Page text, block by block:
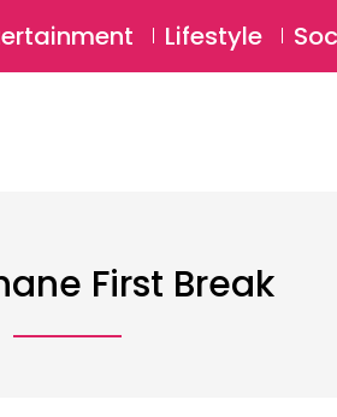
Lifestyle
First Break